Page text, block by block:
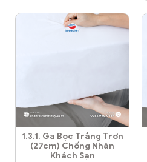
1.3.1. Ga Bọc Trắng Trơn
(27cm) Chống Nhăn
Khách Sạn